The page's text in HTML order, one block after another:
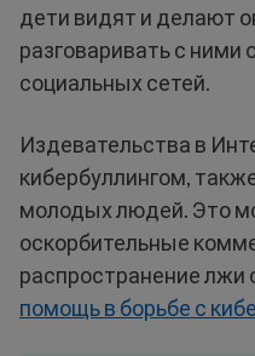
дети видят и делают
разговаривать с ними
социальных сетей.
Издевательства в
кибербуллингом,
молодых людей. Это
оскорбительные
распространение лжи
помощь в борьбе с